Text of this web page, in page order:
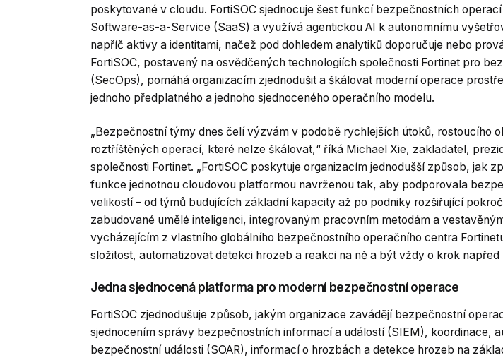
poskytované v cloudu. FortiSOC sjednocuje šest funkcí bezpečnostních
Software-as-a-Service (SaaS) a využívá agentickou AI k autonomnímu
napříč aktivy a identitami, načež pod dohledem analytiků doporučuje nebo
FortiSOC, postavený na osvědčených technologiích společnosti Fortinet pro
(SecOps), pomáhá organizacím zjednodušit a škálovat moderní operace
jednoho předplatného a jednoho sjednoceného operačního modelu.
„Bezpečnostní týmy dnes čelí výzvám v podobě rychlejších útoků, rostoucího
roztříštěných operací, které nelze škálovat,“ říká Michael Xie, zakladatel,
společnosti Fortinet. „FortiSOC poskytuje organizacím jednodušší způsob, jak
funkce jednotnou cloudovou platformou navrženou tak, aby podporovala
velikostí – od týmů budujících základní kapacity až po podniky rozšiřující
zabudované umělé inteligenci, integrovaným pracovním metodám a
vycházejícím z vlastního globálního bezpečnostního operačního centra
složitost, automatizovat detekci hrozeb a reakci na ně a být vždy o krok napřed
Jedna sjednocená platforma pro moderní bezpečnostní operace
FortiSOC zjednodušuje způsob, jakým organizace zavádějí bezpečnostní
sjednocením správy bezpečnostních informací a událostí (SIEM), koordinace,
bezpečnostní události (SOAR), informací o hrozbách a detekce hrozeb na